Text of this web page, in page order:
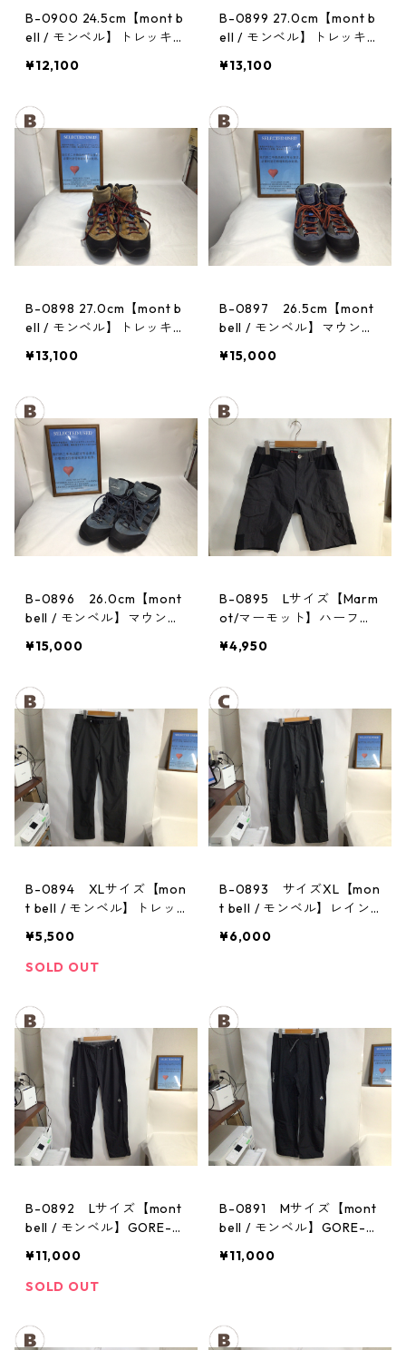
B-0900 24.5cm【mont b
ell / モンベル】トレッキン
ルーザー レディースRDV
¥12,100
B-0899 27.0cm【mont b
ell / モンベル】トレッキン
ティトンブーツ メンズ TN
¥13,100
B-0898 27.0cm【mont b
ell / モンベル】トレッキン
ティトンブーツ メンズ GR
¥13,100
B-0897 26.5cm【mont
bell / モンベル】マウンテ
¥15,000
B-0896 26.0cm【mont
bell / モンベル】マウンテ
¥15,000
B-0895 Lサイズ【Marm
ot/マーモット】ハーフパ
Men's DGBK
¥4,950
B-0894 XLサイズ【mon
t bell / モンベル】トレッ
チ レディース GM
¥5,500
SOLD OUT
B-0893 サイズXL【mon
t bell / モンベル】レイン
メンズ
¥6,000
B-0892 Lサイズ【mont
bell / モンベル】GORE-T
パンツ：メンズBK
¥11,000
SOLD OUT
B-0891 Mサイズ【mont
bell / モンベル】GORE-T
パンツ：メンズBK
¥11,000